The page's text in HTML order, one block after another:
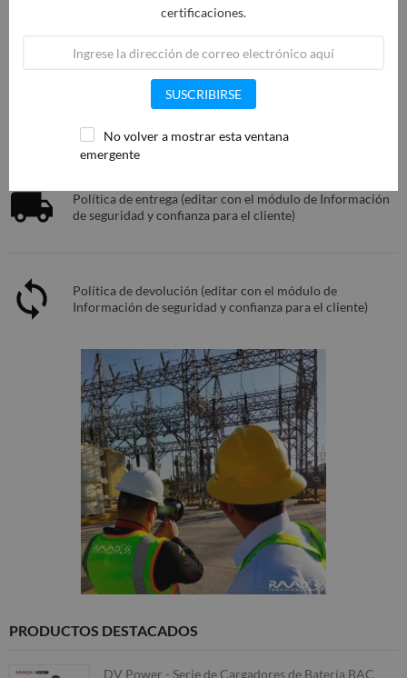
Política de seguridad (editar con el módulo de
Política de entrega (editar con el módulo de Información
de seguridad y confianza para el cliente)
Política de devolución (editar con el módulo de
Información de seguridad y confianza para el cliente)
PRODUCTOS DESTACADOS
DV Power - Serie de Cargadores de Batería BAC
certificaciones.
SUSCRIBIRSE
No volver a mostrar esta ventana
emergente